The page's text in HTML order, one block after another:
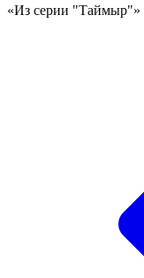
«Из серии "Таймыр"»